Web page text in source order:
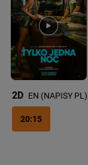
2D EN (NAPISY PL)
20:15